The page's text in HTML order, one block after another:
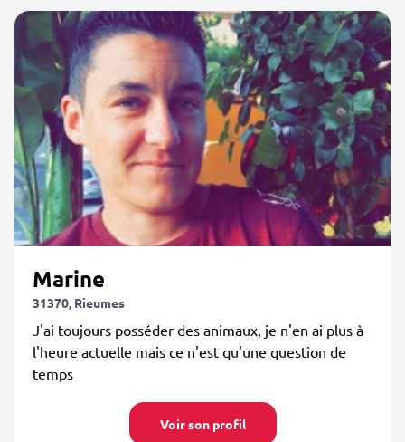
Marine
31370, Rieumes
J'ai toujours posséder des animaux, je n'en ai plus à
l'heure actuelle mais ce n'est qu'une question de
temps
Voir son profil